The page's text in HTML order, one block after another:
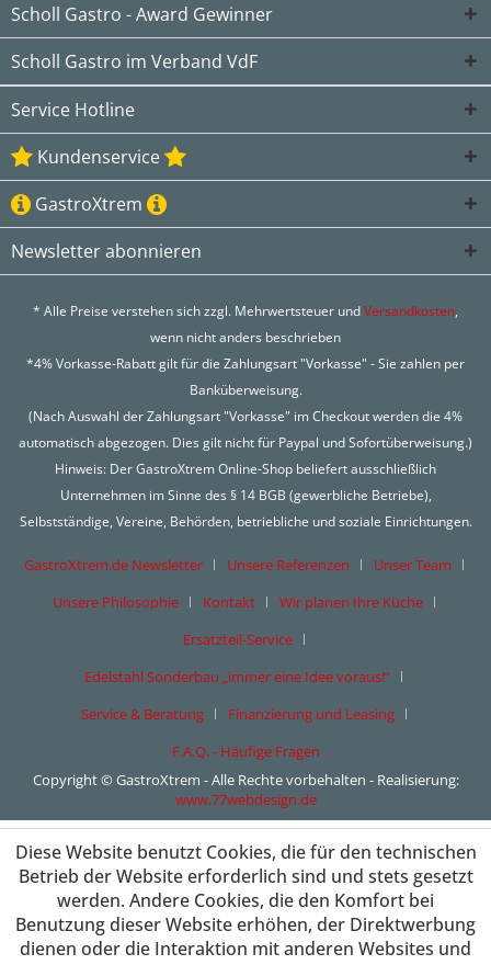
Scholl Gastro - Award Gewinner
Scholl Gastro im Verband VdF
Service Hotline
Kundenservice
GastroXtrem
Newsletter abonnieren
* Alle Preise verstehen sich zzgl. Mehrwertsteuer undVersandkosten,
wenn nicht anders beschrieben
*4% Vorkasse-Rabatt gilt für die Zahlungsart "Vorkasse" - Sie zahlen per
Banküberweisung.
(Nach Auswahl der Zahlungsart "Vorkasse" im Checkout werden die 4%
automatisch abgezogen. Dies gilt nicht für Paypal und Sofortüberweisung.)
Hinweis: Der GastroXtrem Online-Shop beliefert ausschließlich
Unternehmen im Sinne des § 14 BGB (gewerbliche Betriebe),
Selbstständige, Vereine, Behörden, betriebliche und soziale Einrichtungen.
GastroXtrem.de Newsletter Unsere Referenzen
Unser Team
Unsere Philosophie
Kontakt
Wir planen Ihre Küche
Ersatzteil-Service
Edelstahl Sonderbau „immer eine Idee voraus!“
Service & Beratung
Finanzierung und Leasing
F.A.Q. - Häufige Fragen
Copyright © GastroXtrem - Alle Rechte vorbehalten - Realisierung:
www.77webdesign.de
Diese Website benutzt Cookies, die für den technischen
Betrieb der Website erforderlich sind und stets gesetzt
werden. Andere Cookies, die den Komfort bei
Benutzung dieser Website erhöhen, der Direktwerbung
dienen oder die Interaktion mit anderen Websites und